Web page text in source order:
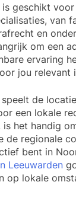
geschikt
van
en
om een
ervaring
jou relevant
de
een lokale
het handig
de regionale
bent in
Leeuwarden
op lokale